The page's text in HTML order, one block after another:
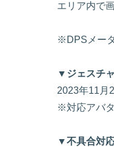
エリア内で
※DPSメー
▼ジェスチ
2023年11月
※対応アバ
▼不具合対